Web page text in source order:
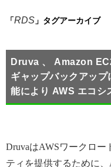
「RDS 」タグアーカイブ
Druva 、 Amazon
ギャップバックアッ
能により AWS エコシ
DruvaはAWSワークロー
ティを提供するために